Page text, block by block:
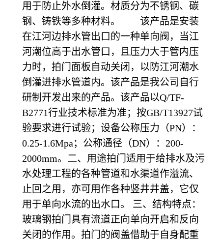
用于防止外水倒灌。材质分为不锈钢、碳
钢、铸铁等多种材料。 该产品是安装
在江河边排水管出口的一种单向阀，当江
河潮位高于出水管口，且压力大于管内压
力时，拍门面板自动关闭，以防江河潮水
倒灌进排水管道内。该产品是我公司自行
研制开发出来的产品。该产品以Q/TF-
B2771行业技术标准为准；按GB/T13927试
验要求进行试验；设备公称压力（PN）：
0.25-1.6Mpa；公称通径（DN）：200-
2000mm。二、用途拍门适用于给排水及污
水处理工程的各种管道和水渠道作溢流、
止回之用，亦可用作各种竖井井盖，它仅
用于单向水流的出水口。 三、结构特点：
玻璃钢拍门具有流道正向单向开启和反向
关闭的作用。拍门的阀盖借助于自身配重